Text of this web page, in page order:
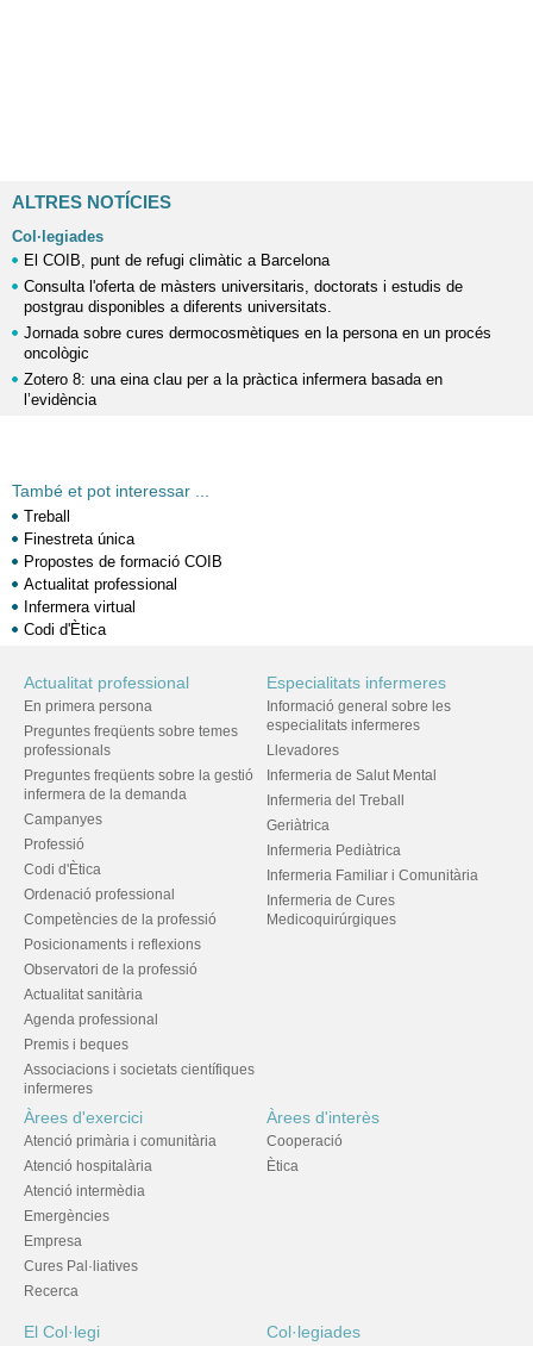
ALTRES NOTÍCIES
Col·legiades
El COIB, punt de refugi climàtic a Barcelona
Consulta l'oferta de màsters universitaris, doctorats i estudis de
postgrau disponibles a diferents universitats.
Jornada sobre cures dermocosmètiques en la persona en un procés
oncològic
Zotero 8: una eina clau per a la pràctica infermera basada en
l’evidència
També et pot interessar ...
Treball
Finestreta única
Propostes de formació COIB
Actualitat professional
Infermera virtual
Codi d'Ètica
Actualitat professional
En primera persona
Preguntes freqüents sobre temes
professionals
Preguntes freqüents sobre la gestió
infermera de la demanda
Campanyes
Professió
Codi d'Ètica
Ordenació professional
Competències de la professió
Posicionaments i reflexions
Observatori de la professió
Actualitat sanitària
Agenda professional
Premis i beques
Associacions i societats científiques
infermeres
Especialitats infermeres
Informació general sobre les
especialitats infermeres
Llevadores
Infermeria de Salut Mental
Infermeria del Treball
Geriàtrica
Infermeria Pediàtrica
Infermeria Familiar i Comunitària
Infermeria de Cures
Medicoquirúrgiques
Àrees d'exercici
Atenció primària i comunitària
Atenció hospitalària
Atenció intermèdia
Emergències
Empresa
Cures Pal·liatives
Recerca
Àrees d'interès
Cooperació
Ètica
El Col·legi Col·legiades